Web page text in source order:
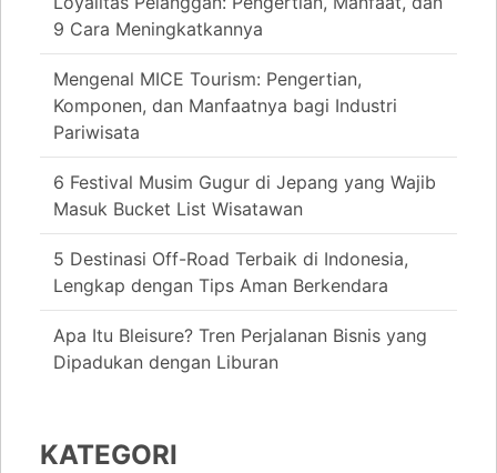
9 Cara Meningkatkannya
Mengenal MICE Tourism: Pengertian,
Komponen, dan Manfaatnya bagi Industri
Pariwisata
6 Festival Musim Gugur di Jepang yang Wajib
Masuk Bucket List Wisatawan
5 Destinasi Off-Road Terbaik di Indonesia,
Lengkap dengan Tips Aman Berkendara
Apa Itu Bleisure? Tren Perjalanan Bisnis yang
Dipadukan dengan Liburan
KATEGORI